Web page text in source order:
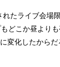
たライブ会場限
どこか昼より
変化したからだ